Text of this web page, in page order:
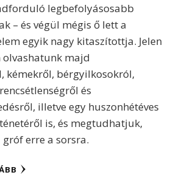
legbefolyásosabb
– és végül mégis ő lett a
egyik nagy kitaszítottja. Jelen
majd
kémekről, bérgyilkosokról,
és
illetve egy huszonhétéves
is, és megtudhatjuk,
erre a sorsra.